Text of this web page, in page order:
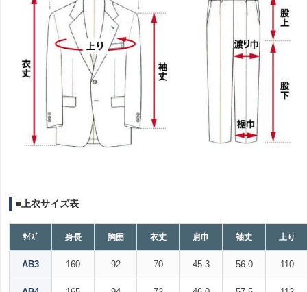
■上衣サイズ表
ｻｲｽﾞ 身長 胸囲 衣丈 肩巾 袖丈 上り
AB3 160 92 70 45.3 56.0 110